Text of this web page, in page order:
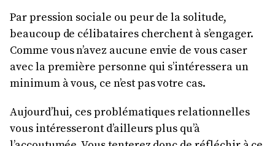
Par pression sociale ou peur de la solitude,
beaucoup de célibataires cherchent à s’engager.
Comme vous n’avez aucune envie de vous caser
avec la première personne qui s’intéressera un
minimum à vous, ce n’est pas votre cas.
Aujourd’hui, ces problématiques relationnelles
vous intéresseront d’ailleurs plus qu’à